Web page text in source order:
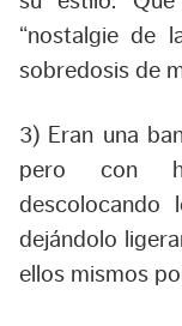
“nostalgie de
sobredosis de
3) Eran una
pero con
dejándolo
ellos mismos